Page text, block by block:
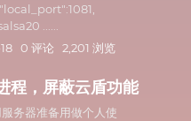
......
0 评论 2,201 浏览
程，屏蔽云盾功能
务器准备用做个人使